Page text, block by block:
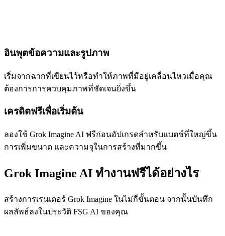
อินพุตข้อความและรูปภาพ
เริ่มจากฉากที่เขียนไว้หรือทำให้ภาพที่มีอยู่เคลื่อนไหวเมื่อคุณ
ต้องการการควบคุมภาพที่ชัดเจนยิ่งขึ้น
เครดิตฟรีเพื่อเริ่มต้น
ลองใช้ Grok Imagine AI ฟรีก่อนอัปเกรดสำหรับแบตช์ที่ใหญ่ขึ้น
การเพิ่มขนาด และความจุในการสร้างที่มากขึ้น
Grok Imagine AI ทำงานฟรีได้อย่างไร
สร้างการเรนเดอร์ Grok Imagine ในไม่กี่ขั้นตอน จากนั้นบันทึก
ผลลัพธ์ลงในประวัติ FSG AI ของคุณ